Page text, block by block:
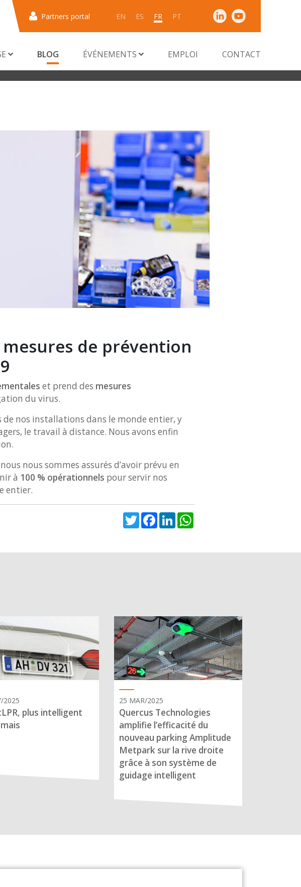
Partners portal EN ES FR PT
BLOG ÉVÉNEMENTS EMPLOI CONTACT
de prévention
et prend des mesures
du virus.
de nos installations dans le monde entier, y
le travail à distance. Nous avons enfin
nous sommes assurés d’avoir prévu en
à 100 % opérationnels pour servir nos
entier.
TwitterFacebook
LinkedIn
2025
plus intelligent
25 MAR/2025
Quercus Technologies
amplifie l’efficacité du
nouveau parking Amplitude
Metpark sur la rive droite
grâce à son système de
guidage intelligent